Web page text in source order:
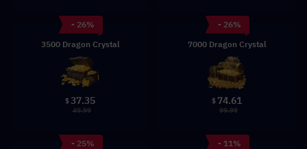
- 26%
3500 Dragon Crystal
$37.35
49.99
- 26%
7000 Dragon Crystal
$ 74.61
99.99
- 25%
- 11%